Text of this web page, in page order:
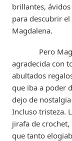
brillantes, ávidos
para descubrir
Magdalena.
Pero
agradecida con
abultados
que iba a poder
dejo de
Incluso tristeza.
jirafa de crochet,
que tanto